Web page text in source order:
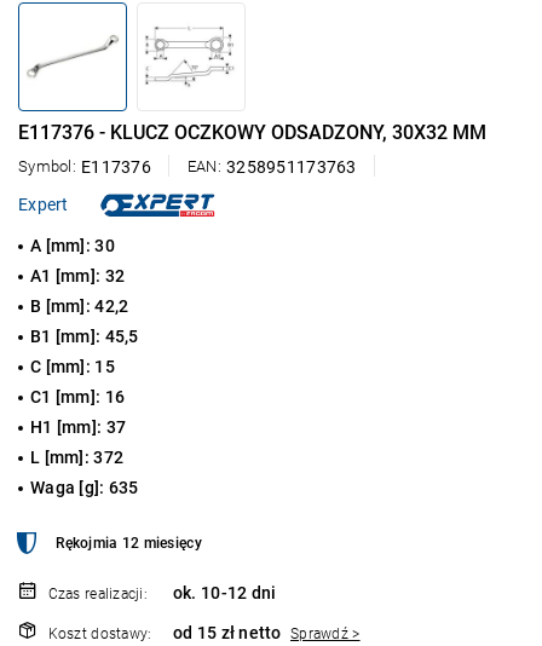
E117376 - KLUCZ OCZKOWY ODSADZONY, 30X32 MM
Symbol: E117376 EAN: 3258951173763
Expert
A [mm]: 30
A1 [mm]: 32
B [mm]: 42,2
B1 [mm]: 45,5
C [mm]: 15
C1 [mm]: 16
H1 [mm]: 37
L [mm]: 372
Waga [g]: 635
Rękojmia 12 miesięcy
Czas realizacji: ok. 10-12 dni
Koszt dostawy: od 15 zł netto Sprawdź >